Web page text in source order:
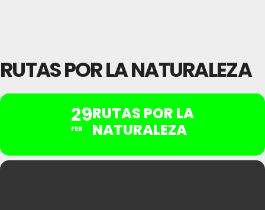
RUTAS POR LA NATURALEZA
29
FEB
RUTAS POR LA
NATURALEZA